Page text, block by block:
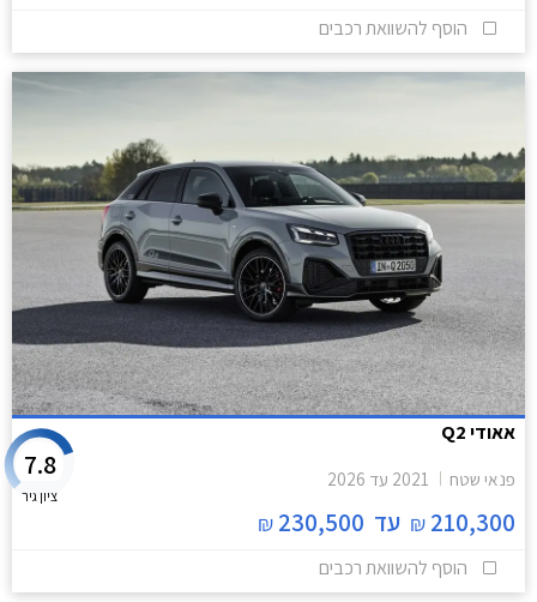
הוסף להשוואת רכבים
אאודי Q2
פנאי שטח 2021 עד 2026
210,300
₪ עד 230,500
₪
7.8
ציון גיר
הוסף להשוואת רכבים